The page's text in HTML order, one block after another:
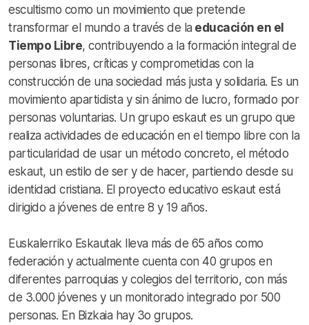
escultismo como un movimiento que pretende
transformar el mundo a través de la educación en el
Tiempo Libre, contribuyendo a la formación integral de
personas libres, críticas y comprometidas con la
construcción de una sociedad más justa y solidaria. Es un
movimiento apartidista y sin ánimo de lucro, formado por
personas voluntarias. Un grupo eskaut es un grupo que
realiza actividades de educación en el tiempo libre con la
particularidad de usar un método concreto, el método
eskaut, un estilo de ser y de hacer, partiendo desde su
identidad cristiana. El proyecto educativo eskaut está
dirigido a jóvenes de entre 8 y 19 años.
Euskalerriko Eskautak lleva más de 65 años como
federación y actualmente cuenta con 40 grupos en
diferentes parroquias y colegios del territorio, con más
de 3.000 jóvenes y un monitorado integrado por 500
personas. En Bizkaia hay 3o grupos.